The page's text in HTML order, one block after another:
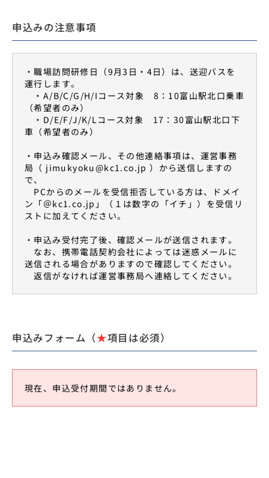
申込みの注意事項
・職場訪問研修日（9月3日・4日）は、送迎バスを
運行します。
・A/B/C/G/H/Iコース対象 8：10富山駅北口乗車
（希望者のみ）
・D/E/F/J/K/Lコース対象 17：30富山駅北口下
車（希望者のみ）
・申込み確認メール、その他連絡事項は、運営事務
局（ jimukyoku@kc1.co.jp ）から送信しますの
で、
PCからのメールを受信拒否している方は、ドメイ
ン「＠kc1.co.jp」（１は数字の「イチ」）を受信リ
ストに加えてください。
・申込み受付完了後、確認メールが送信されます。
なお、携帯電話契約会社によっては迷惑メールに
送信される場合がありますので確認してください。
返信がなければ運営事務局へ連絡してください。
申込みフォーム（★項目は必須）
現在、申込受付期間ではありません。